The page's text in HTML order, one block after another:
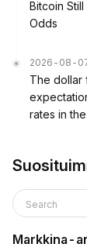
Bitcoin
Odds
2026-08-
The dollar
rates in
Search
Markkina-